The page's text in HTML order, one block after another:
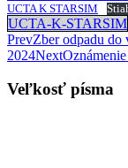
UCTA K STARSIM
UCTA-K-STARSIM
Post
navigation
PrevZber odpadu
2024Next
Veľkosť písma